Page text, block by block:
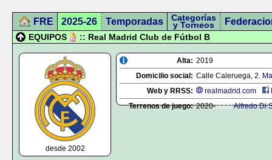
FRE 2025-26 Temporadas Categorías
y Torneos
EQUIPOS :: Real Madrid Club de Fútbol B
desde 2002
Alta: 2019
Domicilio social: Calle Caleruega, 2.
Web y RRSS:
realmadrid.com
Terrenos de juego: 2020-0000Alfredo Di